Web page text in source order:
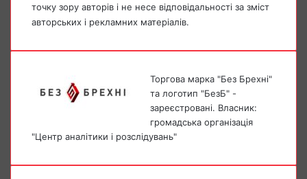
точку зору авторів і не несе відповідальності за зміст
авторських і рекламних матеріалів.
Торгова марка "Без Брехні"
та логотип "БезБ" -
зареєстровані. Власник:
громадська організація
"Центр аналітики і розслідувань"